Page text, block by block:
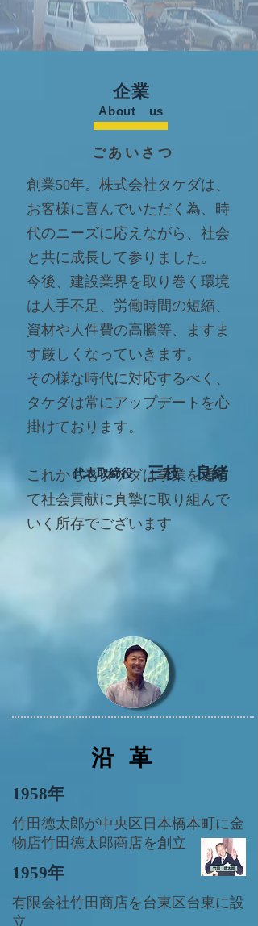
​企業
​About us
ごあいさつ
創業50年。株式会社タケダは、
お客様に喜んでいただく為、時
代のニーズに応えながら、社会
と共に成長して参りました。
今後、建設業界を取り巻く環境
は人手不足、労働時間の短縮、
資材や人件費の高騰等、ますま
す厳しくなっていきます。
その様な時代に対応するべく、
タケダは常にアップデートを心
掛けております。
​これからもタケダは事業を通じ
て社会貢献に真摯に取り組んで
いく所存でございます
代表取締役 ​三枝 良緒
​沿 革
1958年
竹田徳太郎が中央区日本橋本町に金
物店竹田徳太郎商店を創立
1959年
有限会社竹田商店を台東区台東に設
立